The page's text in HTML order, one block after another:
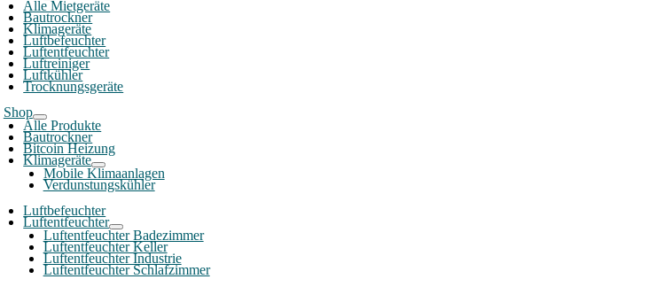
Alle Mietgeräte
Bautrockner
Klimageräte
Luftbefeuchter
Luftentfeuchter
Luftreiniger
Luftkühler
Trocknungsgeräte
Shop
Alle Produkte
Bautrockner
Bitcoin Heizung
Klimageräte
Mobile Klimaanlagen
Verdunstungskühler
Luftbefeuchter
Luftentfeuchter
Luftentfeuchter Badezimmer
Luftentfeuchter Keller
Luftentfeuchter Industrie
Luftentfeuchter Schlafzimmer